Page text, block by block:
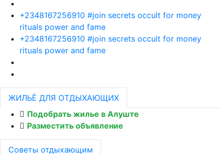
+2348167256910 #join secrets occult for money
rituals power and fame
+2348167256910 #join secrets occult for money
rituals power and fame
ЖИЛЬЁ ДЛЯ ОТДЫХАЮЩИХ
Подобрать жилье в Алуште
Разместить объявление
Советы отдыхающим